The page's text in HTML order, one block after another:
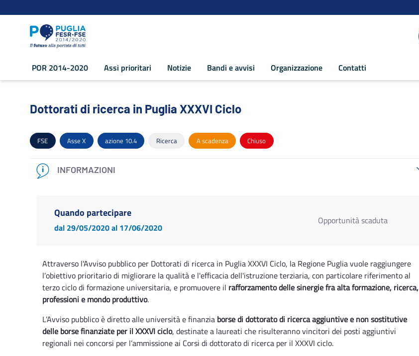
POR 2014-2020 Assi prioritari Notizie Bandi e avvisi Organizzazione Contatti
Dottorati di ricerca in Puglia XXXVI Ciclo - POR Puglia 2014-2020
Dottorati di ricerca in Puglia XXXVI Ciclo
FSE Asse X azione 10.4 Ricerca A scadenza Chiuso
INFORMAZIONI
Quando partecipare
dal 29/05/2020al 17/06/2020
Opportunità scaduta
Attraverso l'Avviso pubblico per Dottorati di ricerca in Puglia XXXVI Ciclo, la Regione Puglia vuole raggiungere
l’obiettivo prioritario di migliorare la qualità e l'efficacia dell'istruzione terziaria, con particolare riferimento al
terzo ciclo di formazione universitaria, e promuovere il rafforzamento delle sinergie fra alta formazione, ricerca,
professioni e mondo produttivo.
L’Avviso pubblico è diretto alle università e finanzia borse di dottorato di ricerca aggiuntive e non sostitutive
delle borse finanziate per il XXXVI ciclo, destinate a laureati che risulteranno vincitori dei posti aggiuntivi
regionali nei concorsi per l’ammissione ai Corsi di dottorato di ricerca per il XXXVI ciclo.